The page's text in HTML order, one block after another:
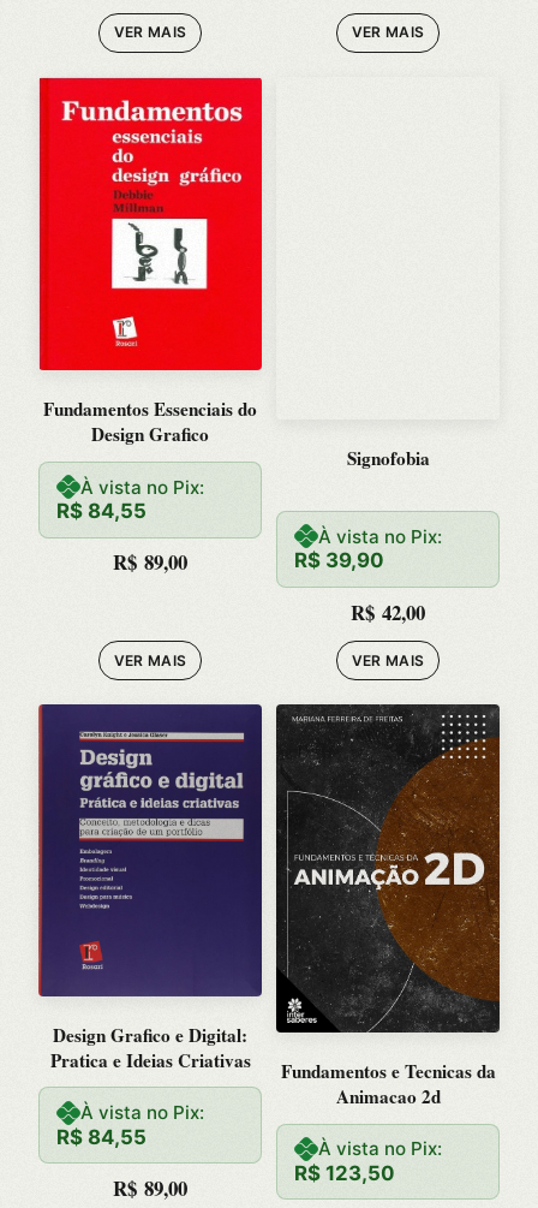
VER MAIS VER MAIS
Fundamentos Essenciais do
Design Grafico
À vista no Pix:
R$ 84,55
R$ 89,00
VER MAIS
Signofobia
À vista no Pix:
R$ 39,90
R$ 42,00
VER MAIS
Design Grafico e Digital:
Pratica e Ideias Criativas
À vista no Pix:
R$ 84,55
R$ 89,00
Fundamentos e Tecnicas da
Animacao 2d
À vista no Pix:
R$ 123,50